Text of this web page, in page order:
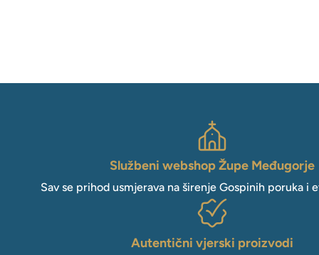
Službeni webshop Župe Međugorje
Sav se prihod usmjerava na širenje Gospinih poruka i
Autentični vjerski proizvodi